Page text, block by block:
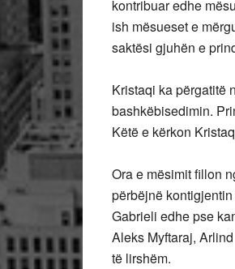
kontribuar edhe
ish mësueset e
saktësi gjuhën e
Kristaqi ka përgatitë
bashkëbisedimin.
Këtë e kërkon
Ora e mësimit fillon
përbëjnë
Gabrieli edhe pse
Aleks Myftaraj,
të lirshëm.